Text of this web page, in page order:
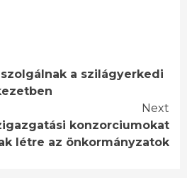
a szilágyerkedi
Next
konzorciumokat
létre az önkormányzatok